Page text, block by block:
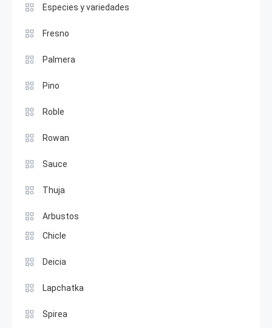
Especies y variedades
Fresno
Palmera
Pino
Roble
Rowan
Sauce
Thuja
Arbustos
Chicle
Deicia
Lapchatka
Spirea